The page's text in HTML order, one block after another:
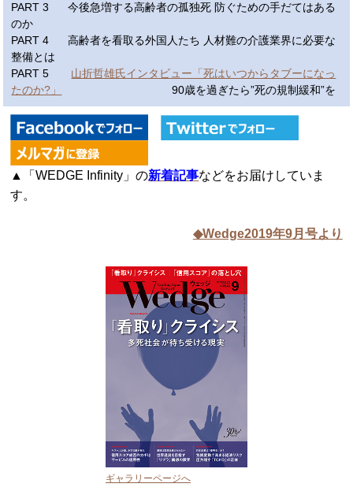
PART 3 今後急増する高齢者の孤独死 防ぐための手だてはある
のか
PART 4 高齢者を看取る外国人たち 人材難の介護業界に必要な
整備とは
PART 5 山折哲雄氏インタビュー「死はいつからタブーになっ
たのか?」
90歳を過ぎたら”死の規制緩和”を
▲「WEDGE Infinity」の新着記事などをお届けしていま
す。
◆Wedge2019年9月号より
ギャラリーページへ